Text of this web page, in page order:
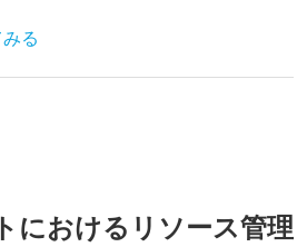
る
におけるリソース管理